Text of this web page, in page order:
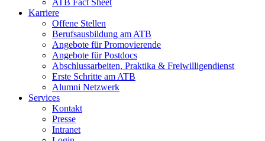
ATB Fact Sheet
Karriere
Offene Stellen
Berufsausbildung am ATB
Angebote für Promovierende
Angebote für Postdocs
Abschlussarbeiten, Praktika & Freiwilligendienst
Erste Schritte am ATB
Alumni Netzwerk
Services
Kontakt
Presse
Intranet